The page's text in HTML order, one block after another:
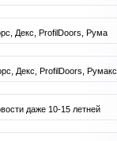
Декс, ProfilDoors, Рума
Декс, ProfilDoors, Румакс
даже 10-15 летней